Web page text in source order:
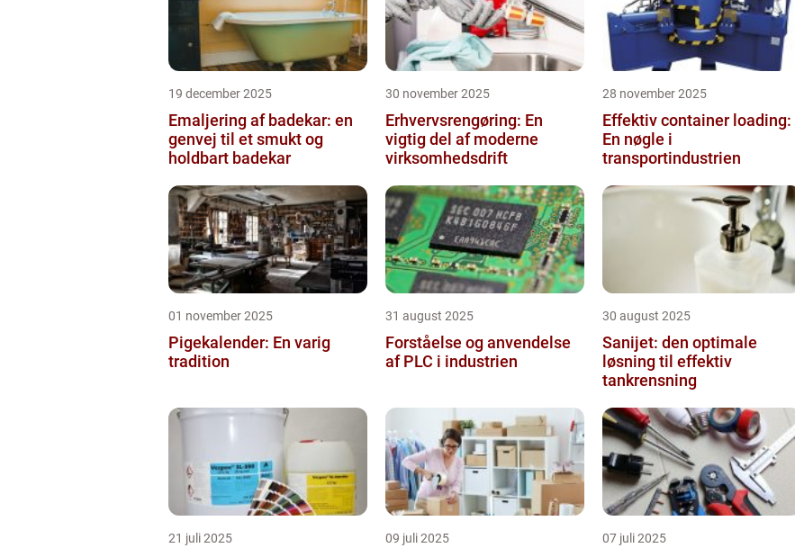
19 december 2025
Emaljering af badekar: en
genvej til et smukt og
holdbart badekar
30 november 2025
Erhvervsrengøring: En
vigtig del af moderne
virksomhedsdrift
28 november 2025
Effektiv container loading:
En nøgle i
transportindustrien
01 november 2025
Pigekalender: En varig
tradition
31 august 2025
Forståelse og anvendelse
af PLC i industrien
30 august 2025
Sanijet: den optimale
løsning til effektiv
tankrensning
21 juli 2025 09 juli 2025 07 juli 2025